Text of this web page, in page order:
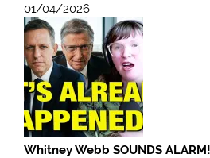
01/04/2026
Whitney Webb SOUNDS